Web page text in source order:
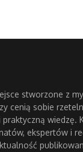
stworzone z
cenią sobie
wiedzę.
ekspertów i